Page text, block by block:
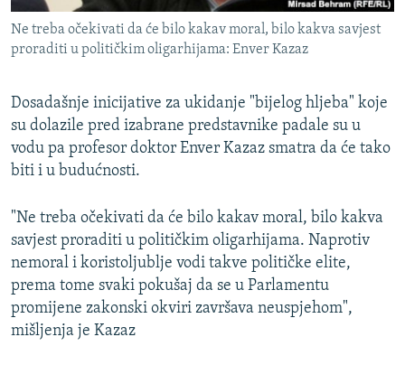
Ne treba očekivati da će bilo kakav moral, bilo kakva savjest
proraditi u političkim oligarhijama: Enver Kazaz
Dosadašnje inicijative za ukidanje "bijelog hljeba" koje
su dolazile pred izabrane predstavnike padale su u
vodu pa profesor doktor Enver Kazaz smatra da će tako
biti i u budućnosti.
"Ne treba očekivati da će bilo kakav moral, bilo kakva
savjest proraditi u političkim oligarhijama. Naprotiv
nemoral i koristoljublje vodi takve političke elite,
prema tome svaki pokušaj da se u Parlamentu
promijene zakonski okviri završava neuspjehom",
mišljenja je Kazaz